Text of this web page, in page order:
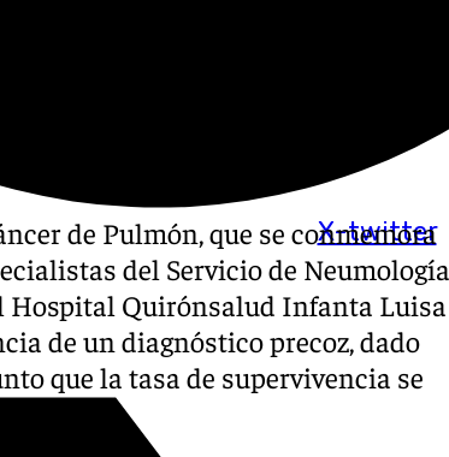
X-twitter
de Pulmón, que se conmemora
del Servicio de Neumología
Hospital Quirónsalud Infanta Luisa
de un diagnóstico precoz, dado
que la tasa de supervivencia se